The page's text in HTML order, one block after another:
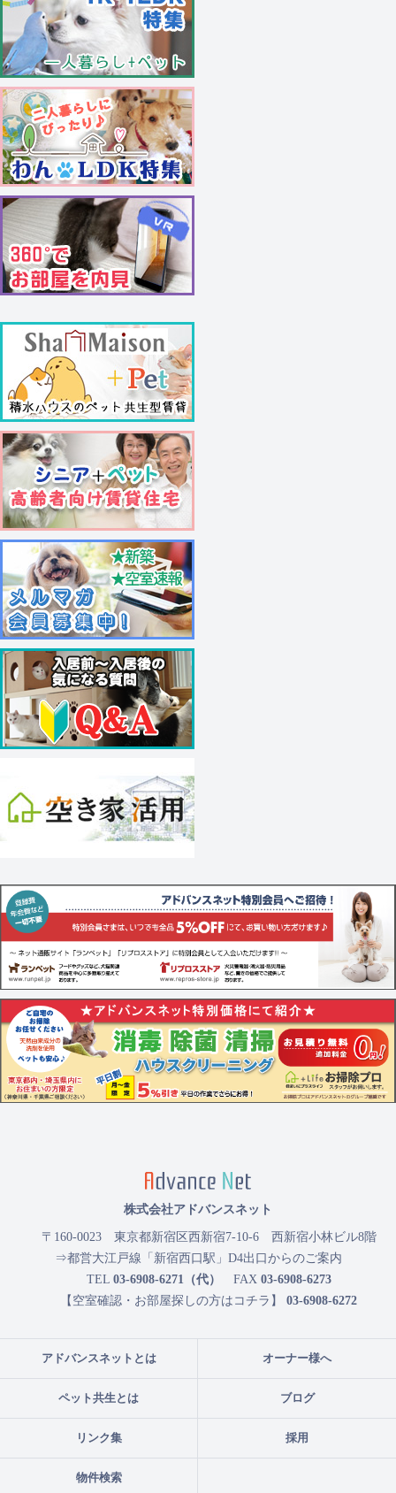
アドバンスネットとは オーナー様へ
ペット共生とは ブログ
リンク集 採用
物件検索
株式会社アドバンスネット
〒160-0023 東京都新宿区西新宿7-10-6 西新宿小林ビル8階
⇒都営大江戸線「新宿西口駅」D4出口からのご案内
TEL 03-6908-6271（代） FAX 03-6908-6273
【空室確認・お部屋探しの方はコチラ】 03-6908-6272